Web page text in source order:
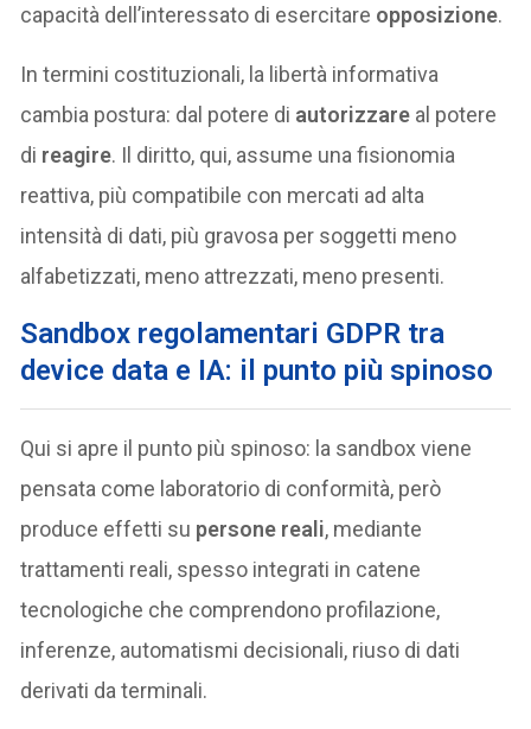
capacità dell’interessato di esercitare opposizione.
In termini costituzionali, la libertà informativa
cambia postura: dal potere di autorizzare al potere
di reagire. Il diritto, qui, assume una fisionomia
reattiva, più compatibile con mercati ad alta
intensità di dati, più gravosa per soggetti meno
alfabetizzati, meno attrezzati, meno presenti.
Sandbox regolamentari GDPR tra
device data e IA: il punto più spinoso
Qui si apre il punto più spinoso: la sandbox viene
pensata come laboratorio di conformità, però
produce effetti su persone reali, mediante
trattamenti reali, spesso integrati in catene
tecnologiche che comprendono profilazione,
inferenze, automatismi decisionali, riuso di dati
derivati da terminali.